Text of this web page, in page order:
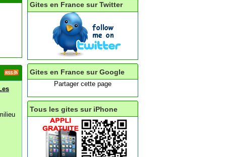
Gites en France sur Twitter
Gites en France sur Google
Partager cette page
Tous les gites sur iPhone